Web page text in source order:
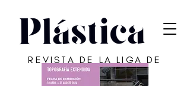
REVISTA DE LA LIGA DE
ARTE DE SAN JUAN